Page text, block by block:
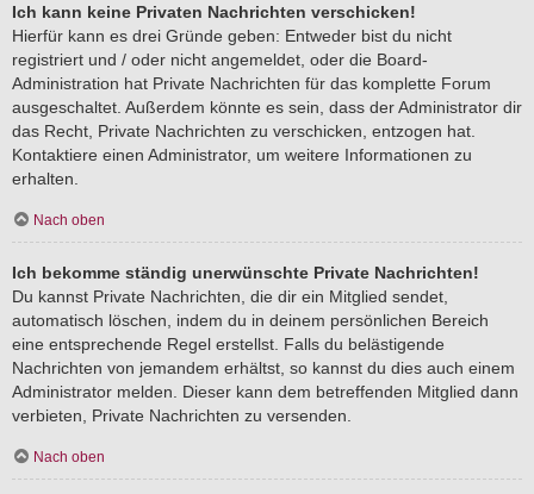
Ich kann keine Privaten Nachrichten verschicken!
Hierfür kann es drei Gründe geben: Entweder bist du nicht
registriert und / oder nicht angemeldet, oder die Board-
Administration hat Private Nachrichten für das komplette Forum
ausgeschaltet. Außerdem könnte es sein, dass der Administrator dir
das Recht, Private Nachrichten zu verschicken, entzogen hat.
Kontaktiere einen Administrator, um weitere Informationen zu
erhalten.
Nach oben
Ich bekomme ständig unerwünschte Private Nachrichten!
Du kannst Private Nachrichten, die dir ein Mitglied sendet,
automatisch löschen, indem du in deinem persönlichen Bereich
eine entsprechende Regel erstellst. Falls du belästigende
Nachrichten von jemandem erhältst, so kannst du dies auch einem
Administrator melden. Dieser kann dem betreffenden Mitglied dann
verbieten, Private Nachrichten zu versenden.
Nach oben